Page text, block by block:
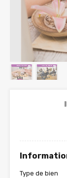
Type de bien